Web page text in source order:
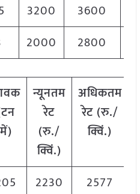
3200 3600
2000 2800
में)
न्यूनतम
रेट
(रु./
क्विं.)
अधिकतम
रेट (रु./
क्विं.)
2230 2577